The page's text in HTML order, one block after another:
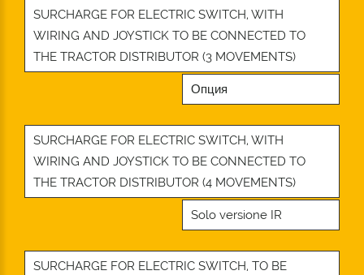
SURCHARGE FOR ELECTRIC SWITCH, WITH
WIRING AND JOYSTICK TO BE CONNECTED TO
THE TRACTOR DISTRIBUTOR (3 MOVEMENTS)
Опция
SURCHARGE FOR ELECTRIC SWITCH, WITH
WIRING AND JOYSTICK TO BE CONNECTED TO
THE TRACTOR DISTRIBUTOR (4 MOVEMENTS)
Solo versione IR
SURCHARGE FOR ELECTRIC SWITCH, TO BE